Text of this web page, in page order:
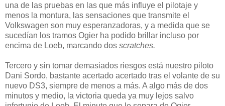
una de las pruebas en las que más influye el pilotaje y
menos la montura, las sensaciones que transmite el
Volkswagen son muy esperanzadoras, y a medida que se
sucedían los tramos Ogier ha podido brillar incluso por
encima de Loeb, marcando dos scratches.
Tercero y sin tomar demasiados riesgos está nuestro piloto
Dani Sordo, bastante acertado acertado tras el volante de su
nuevo DS3, siempre de menos a más. A algo más de dos
minutos y medio, la victoria queda ya muy lejos salvo